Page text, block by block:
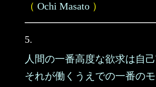
（ Ochi Masato ）
5.
人間の一番高度な欲求は自己
それが働くうえでの一番の